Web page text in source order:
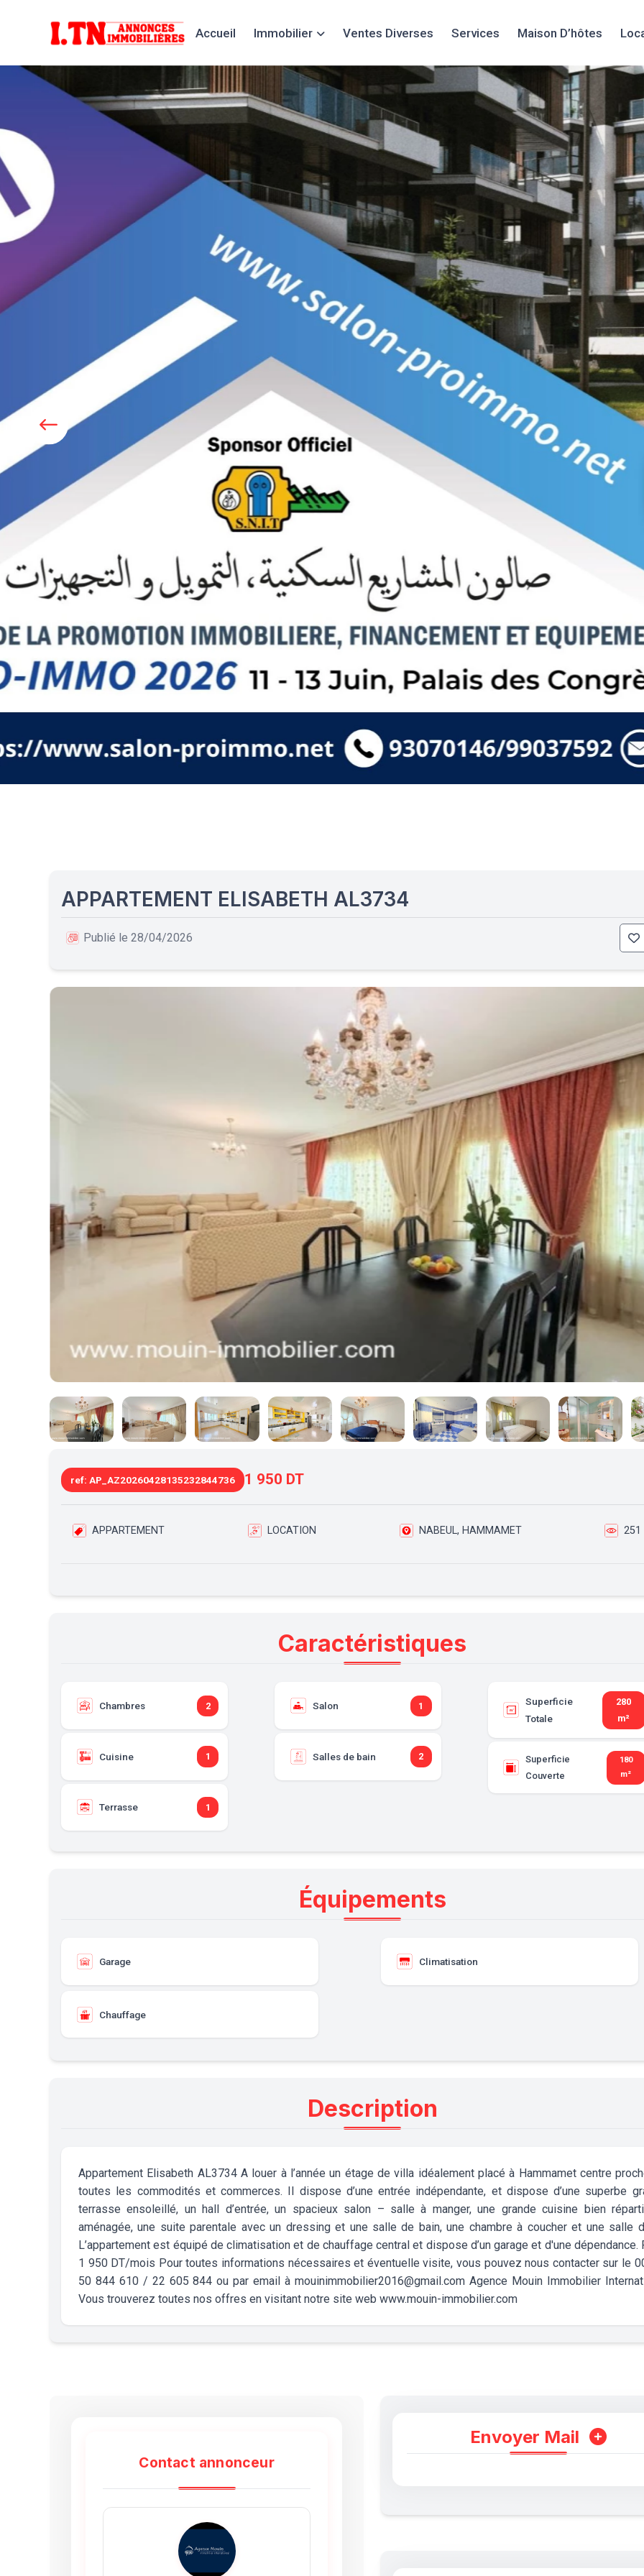
Accueil Immobilier Ventes Diverses Services Maison D’hôtes
APPARTEMENT ELISABETH AL3734
Publié le 28/04/2026
ref: AP_AZ20260428135232844736 1 950 DT
APPARTEMENT LOCATION NABEUL, HAMMAMET 251
Caractéristiques
Chambres 2
Cuisine 1
Terrasse 1
Salon 1
Salles de bain 2
Superficie
Totale
280
m²
Superficie
Couverte
180
m²
Équipements
Garage
Chauffage
Climatisation
Description
Appartement Elisabeth AL3734 A louer à l’année un étage de villa idéalement placé à Hammamet centre
toutes les commodités et commerces. Il dispose d’une entrée indépendante, et dispose d’une superbe
terrasse ensoleillé, un hall d’entrée, un spacieux salon – salle à manger, une grande cuisine bien
aménagée, une suite parentale avec un dressing et une salle de bain, une chambre à coucher et une salle
L’appartement est équipé de climatisation et de chauffage central et dispose d’un garage et d'une dépendance.
1 950 DT/mois Pour toutes informations nécessaires et éventuelle visite, vous pouvez nous contacter sur le
50 844 610 / 22 605 844 ou par email à mouinimmobilier2016@gmail.com Agence Mouin Immobilier
Vous trouverez toutes nos offres en visitant notre site web www.mouin-immobilier.com
Contact annonceur
Envoyer Mail